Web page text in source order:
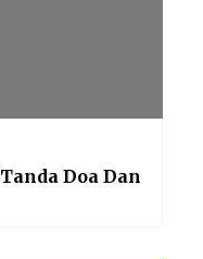
Doa Dan